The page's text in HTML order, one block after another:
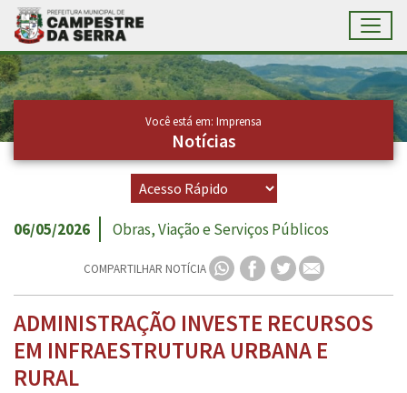
Ir para conteúdo principal
Conteúdo Principal
Você está em: Imprensa
Notícias
06/05/2026 Obras, Viação e Serviços Públicos
COMPARTILHAR NOTÍCIA
ADMINISTRAÇÃO INVESTE RECURSOS
EM INFRAESTRUTURA URBANA E
RURAL